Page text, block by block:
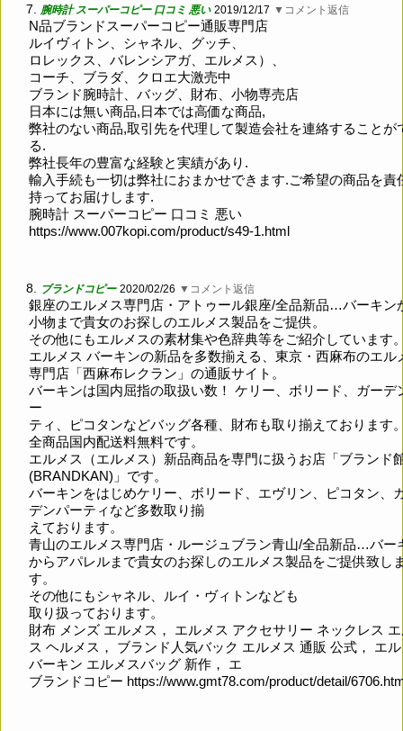
7. 腕時計 スーパーコピー 口コミ 悪い 2019/12/17 ▼コメント返信
N品ブランドスーパーコピー通販専門店
ルイヴィトン、シャネル、グッチ、
ロレックス、バレンシアガ、エルメス）、
コーチ、ブラダ、クロエ大激売中
ブランド腕時計、バッグ、財布、小物専売店
日本には無い商品,日本では高価な商品,
弊社のない商品,取引先を代理して製造会社を連絡することが
る.
弊社長年の豊富な経験と実績があり.
輸入手続も一切は弊社におまかせできます.ご希望の商品を責
持ってお届けします.
腕時計 スーパーコピー 口コミ 悪い
https://www.007kopi.com/product/s49-1.html
8. ブランドコピー 2020/02/26 ▼コメント返信
銀座のエルメス専門店・アトゥール銀座/全品新品…バーキン
小物まで貴女のお探しのエルメス製品をご提供。
その他にもエルメスの素材集や色辞典等をご紹介しています
エルメス バーキンの新品を多数揃える、東京・西麻布のエル
専門店「西麻布レクラン」の通販サイト。
バーキンは国内屈指の取扱い数！ ケリー、ボリード、ガーデ
ー
ティ、ピコタンなどバッグ各種、財布も取り揃えております
全商品国内配送料無料です。
エルメス（エルメス）新品商品を専門に扱うお店「ブランド
(BRANDKAN)」です。
バーキンをはじめケリー、ボリード、エヴリン、ピコタン、
デンパーティなど多数取り揃
えております。
青山のエルメス専門店・ルージュブラン青山/全品新品…バー
からアパレルまで貴女のお探しのエルメス製品をご提供致し
す。
その他にもシャネル、ルイ・ヴィトンなども
取り扱っております。
財布 メンズ エルメス， エルメス アクセサリー ネックレス
ス ヘルメス， ブランド人気バック エルメス 通販 公式， エ
バーキン エルメスバッグ 新作， エ
ブランドコピー https://www.gmt78.com/product/detail/